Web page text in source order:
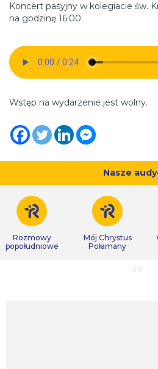
Koncert pasyjny w kolegiacie św.
na godzinę 16:00.
Wstęp na wydarzenie jest wolny.
Nasze
Rozmowy
popołudniowe
Mój Chrystus
Połamany